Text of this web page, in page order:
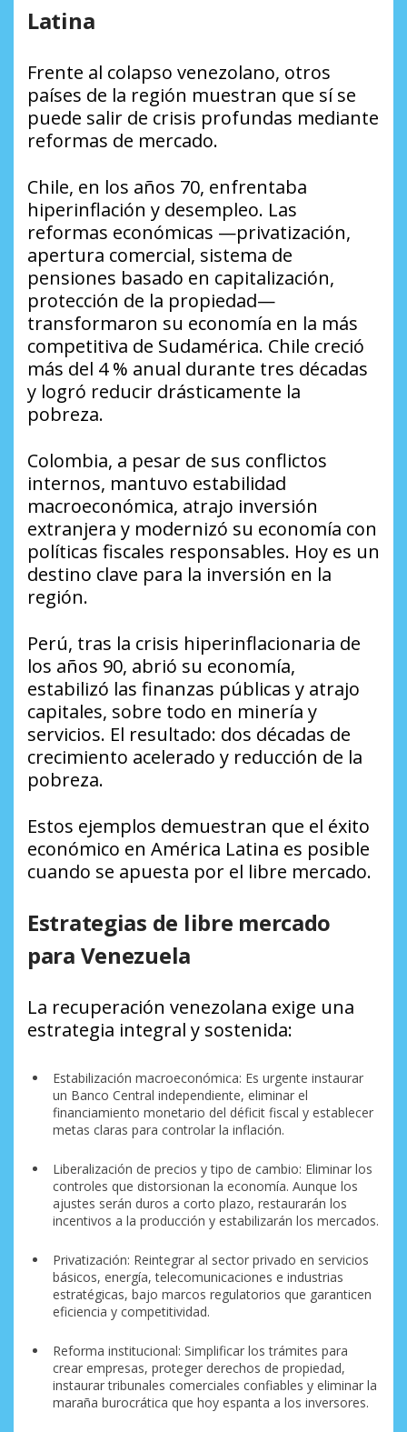
Latina
Frente al colapso venezolano, otros
países de la región muestran que sí se
puede salir de crisis profundas mediante
reformas de mercado.
Chile, en los años 70, enfrentaba
hiperinflación y desempleo. Las
reformas económicas —privatización,
apertura comercial, sistema de
pensiones basado en capitalización,
protección de la propiedad—
transformaron su economía en la más
competitiva de Sudamérica. Chile creció
más del 4 % anual durante tres décadas
y logró reducir drásticamente la
pobreza.
Colombia, a pesar de sus conflictos
internos, mantuvo estabilidad
macroeconómica, atrajo inversión
extranjera y modernizó su economía con
políticas fiscales responsables. Hoy es un
destino clave para la inversión en la
región.
Perú, tras la crisis hiperinflacionaria de
los años 90, abrió su economía,
estabilizó las finanzas públicas y atrajo
capitales, sobre todo en minería y
servicios. El resultado: dos décadas de
crecimiento acelerado y reducción de la
pobreza.
Estos ejemplos demuestran que el éxito
económico en América Latina es posible
cuando se apuesta por el libre mercado.
Estrategias de libre mercado
para Venezuela
La recuperación venezolana exige una
estrategia integral y sostenida:
Estabilización macroeconómica: Es urgente instaurar
un Banco Central independiente, eliminar el
financiamiento monetario del déficit fiscal y establecer
metas claras para controlar la inflación.
Liberalización de precios y tipo de cambio: Eliminar los
controles que distorsionan la economía. Aunque los
ajustes serán duros a corto plazo, restaurarán los
incentivos a la producción y estabilizarán los mercados.
Privatización: Reintegrar al sector privado en servicios
básicos, energía, telecomunicaciones e industrias
estratégicas, bajo marcos regulatorios que garanticen
eficiencia y competitividad.
Reforma institucional: Simplificar los trámites para
crear empresas, proteger derechos de propiedad,
instaurar tribunales comerciales confiables y eliminar la
maraña burocrática que hoy espanta a los inversores.